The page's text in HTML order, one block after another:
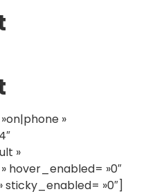
»
»
hover_enabled= »0″
»0″]